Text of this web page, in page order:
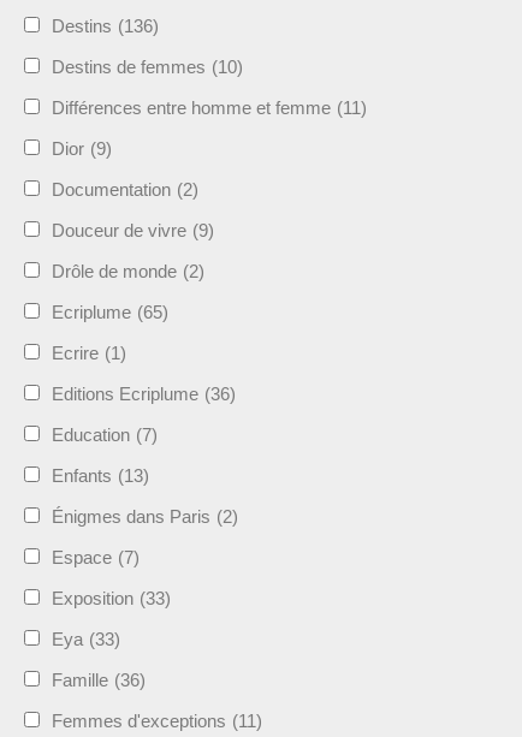
Destins (136)
Destins de femmes (10)
Différences entre homme et femme (11)
Dior (9)
Documentation (2)
Douceur de vivre (9)
Drôle de monde (2)
Ecriplume (65)
Ecrire (1)
Editions Ecriplume (36)
Education (7)
Enfants (13)
Énigmes dans Paris (2)
Espace (7)
Exposition (33)
Eya (33)
Famille (36)
Femmes d'exceptions (11)